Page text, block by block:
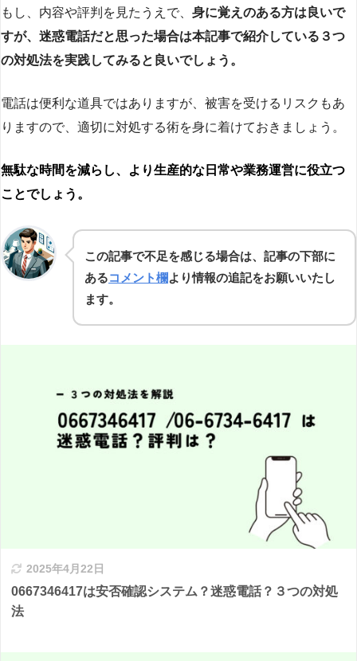
もし、内容や評判を見たうえで、 身に覚えのある方は良いで
すが、迷惑電話だと思った場合は本記事で紹介している３つ
の対処法を実践してみると良いでしょう。
電話は便利な道具ではありますが、被害を受けるリスクもあ
りますので、適切に対処する術を身に着けておきましょう。
無駄な時間を減らし、より生産的な日常や業務運営に役立つ
ことでしょう。
この記事で不足を感じる場合は、記事の下部に
あるコメント欄より情報の追記をお願いいたし
ます。
2025年4月22日
0667346417は安否確認システム？迷惑電話？３つの対処
法